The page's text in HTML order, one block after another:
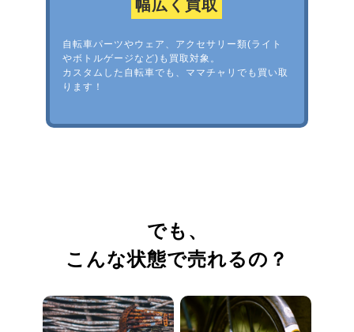
幅広く買取
自転車パーツやウェア、アクセサリー類(ライト
やボトルゲージなど)も買取対象。
カスタムした自転車でも、ママチャリでも買い取
ります！
でも、
こんな状態で売れるの？